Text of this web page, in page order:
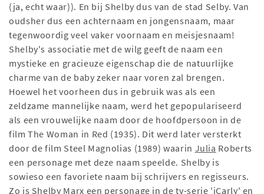
(ja, echt waar)). En bij Shelby dus van de stad Selby. Van
oudsher dus een achternaam en jongensnaam, maar
tegenwoordig veel vaker voornaam en meisjesnaam!
Shelby's associatie met de wilg geeft de naam een ​​
mystieke en gracieuze eigenschap die de natuurlijke
charme van de baby zeker naar voren zal brengen.
Hoewel het voorheen dus in gebruik was als een
zeldzame mannelijke naam, werd het gepopulariseerd
als een vrouwelijke naam door de hoofdpersoon in de
film The Woman in Red (1935). Dit werd later versterkt
door de film Steel Magnolias (1989) waarin Julia Roberts
een personage met deze naam speelde. Shelby is
sowieso een favoriete naam bij schrijvers en regisseurs.
Zo is Shelby Marx een personage in de tv-serie 'iCarly' en